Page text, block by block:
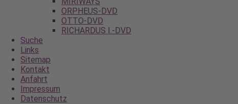
ORPHEUS-DVD
OTTO-DVD
RICHARDUS I.-DVD
Suche
Links
Sitemap
Kontakt
Anfahrt
Impressum
Datenschutz